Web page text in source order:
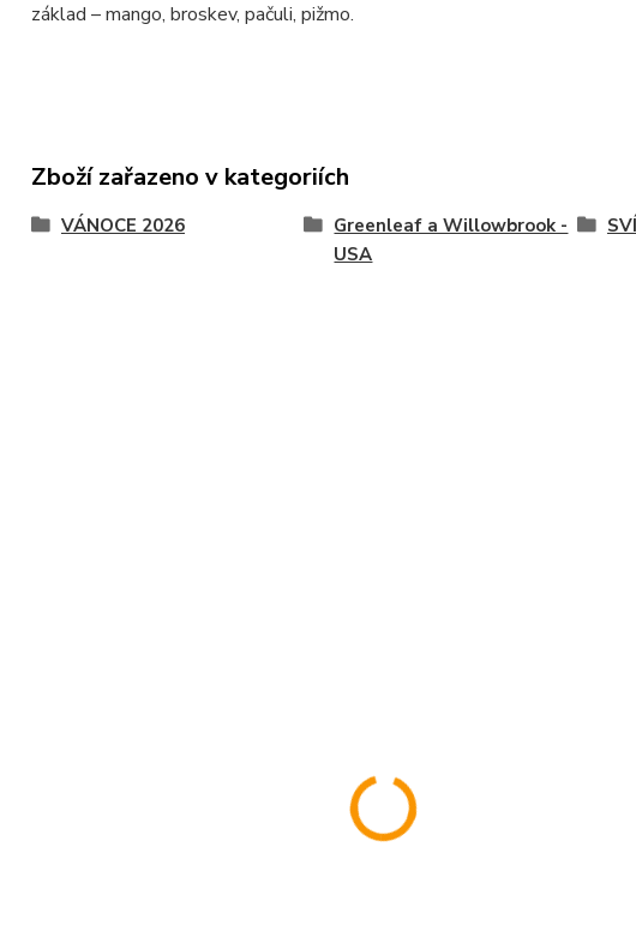
základ – mango, broskev, pačuli, pižmo.
Zboží zařazeno v kategoriích
VÁNOCE 2026
Greenleaf a Willowbrook -
USA